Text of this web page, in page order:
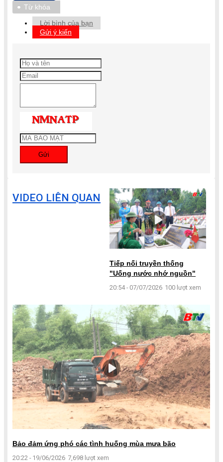
Từ khóa
Lời bình của bạn
Gửi ý kiến
Gửi
VIDEO LIÊN QUAN
Tiếp nối truyền thống
"Uống nước nhớ nguồn"
20:54 - 07/07/2026 100 lượt xem
Bảo đảm ứng phó các tình huống mùa mưa bão
20:22 - 19/06/2026 7,698 lượt xem